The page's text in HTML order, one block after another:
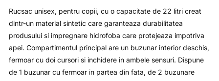
Rucsac unisex, pentru copii, cu o capacitate de 22 litri creat
dintr-un material sintetic care garanteaza durabilitatea
produsului si impregnare hidrofoba care protejeaza impotriva
apei. Compartimentul principal are un buzunar interior deschis,
fermoar cu doi cursori si inchidere in ambele sensuri. Dispune
de 1 buzunar cu fermoar in partea din fata, de 2 buzunare